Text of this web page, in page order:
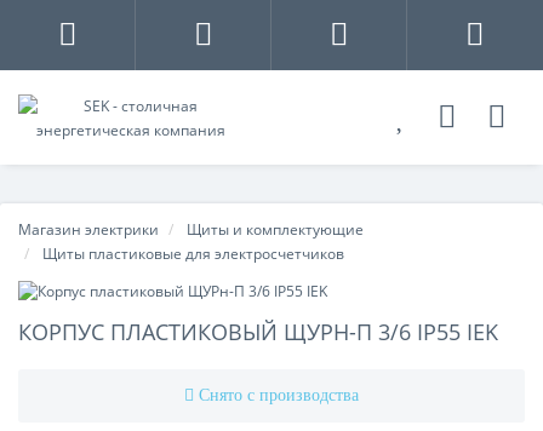
Магазин электрики
Щиты и комплектующие
Щиты пластиковые для электросчетчиков
КОРПУС ПЛАСТИКОВЫЙ ЩУРН-П 3/6 IP55 IEK
Снято с производства